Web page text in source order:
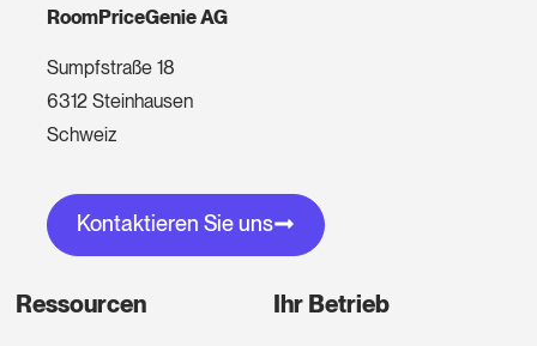
RoomPriceGenie AG
Sumpfstraße 18
6312 Steinhausen
Schweiz
Kontaktieren Sie uns
Ressourcen Ihr Betrieb